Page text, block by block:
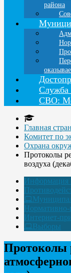
района
Служба
СВО:
Главная
Комитет по
Охрана
Протоколы
воздуха
Информация
Нормативно-
Интернет-
Выборы
Протоколы